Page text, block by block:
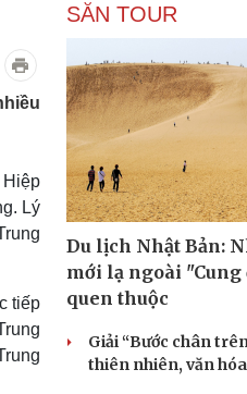
Giá
nghiệp
tin doanh nghiệp
nghiệp 24h
nhân
cộng đồng
Công
Tin
Trải
Tour
in
Câu
Cửa
Kể
Hạt
Hiệp
Lý
tiếp
SĂN TOUR
Du lịch Nhật Bản:
mới lạ ngoài
quen thuộc
Giải “Bước chân
thiên nhiên, văn